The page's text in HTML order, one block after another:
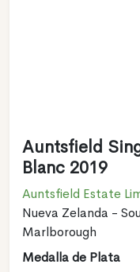
Auntsfield
Blanc 2019
Auntsfield Estate
Nueva Zelanda -
Marlborough
Medalla de Plata